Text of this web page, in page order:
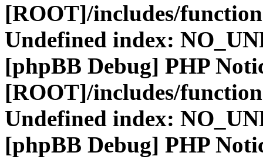
[ROOT]/includes/
Undefined index:
[phpBB Debug] PHP
[ROOT]/includes/
Undefined index:
[phpBB Debug] PHP